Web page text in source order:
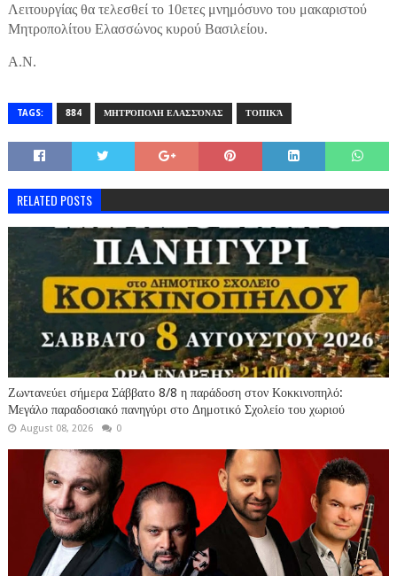
Λειτουργίας θα τελεσθεί το 10ετες μνημόσυνο του μακαριστού
Μητροπολίτου Ελασσώνος κυρού Βασιλείου.
A.N.
TAGS: 884 ΜΗΤΡΌΠΟΛΗ ΕΛΑΣΣΌΝΑΣ ΤΟΠΙΚΆ
RELATED POSTS
Ζωντανεύει σήμερα Σάββατο 8/8 η παράδοση στον Κοκκινοπηλό:
Μεγάλο παραδοσιακό πανηγύρι στο Δημοτικό Σχολείο του χωριού
August 08, 2026 0